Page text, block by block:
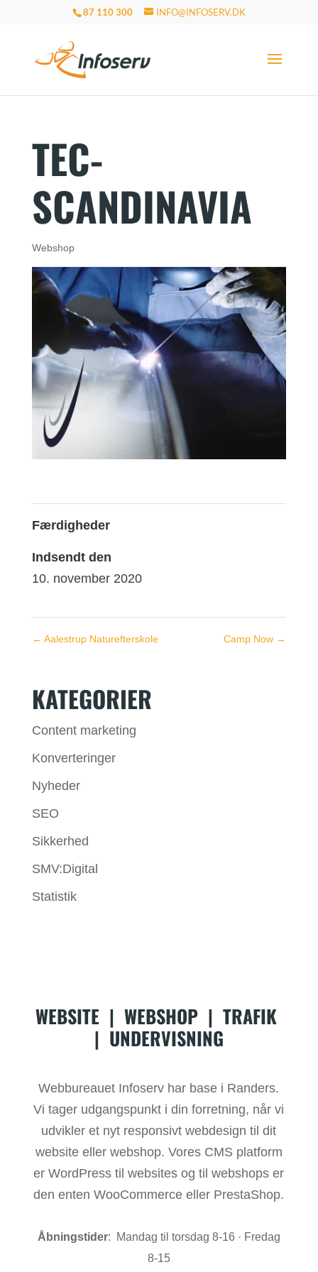
87 110 300 INFO@INFOSERV.DK
TEC-
SCANDINAVIA
Webshop
Færdigheder
Indsendt den
10. november 2020
← Aalestrup Naturefterskole Camp Now →
KATEGORIER
Content marketing
Konverteringer
Nyheder
SEO
Sikkerhed
SMV:Digital
Statistik
WEBSITE |WEBSHOP |TRAFIK
| UNDERVISNING
Webbureauet Infoserv har base i Randers.
Vi tager udgangspunkt i din forretning, når vi
udvikler et nyt responsivt webdesign til dit
website eller webshop. Vores CMS platform
er WordPress til websites og til webshops er
den enten WooCommerce eller PrestaShop.
Åbningstider: Mandag til torsdag 8-16 · Fredag
8-15